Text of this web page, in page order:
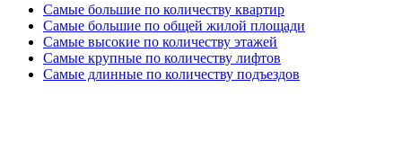
Самые большие по количеству квартир
Самые большие по общей жилой площади
Самые высокие по количеству этажей
Самые крупные по количеству лифтов
Самые длинные по количеству подъездов